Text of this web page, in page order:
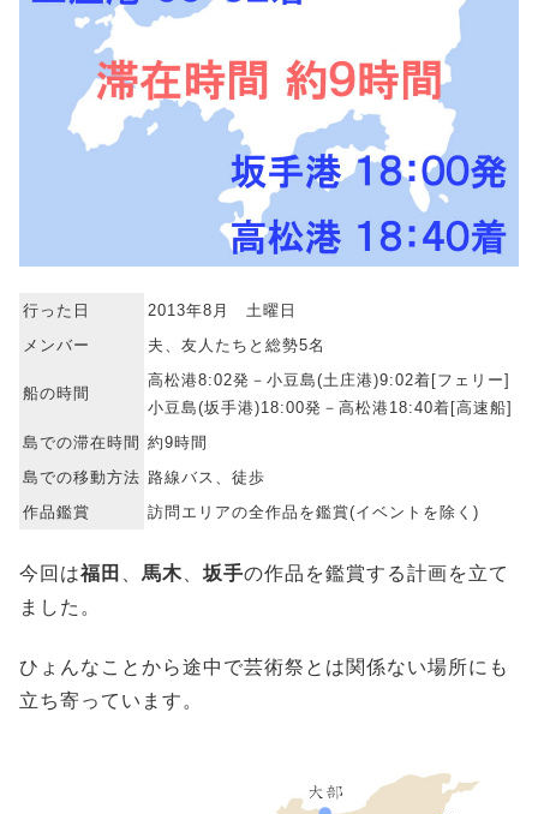
行った日
2013年8月 土曜日
メンバー
夫、友人たちと総勢5名
船の時間
高松港8:02発－小豆島(土庄港)9:02着[フェリー]
小豆島(坂手港)18:00発－高松港18:40着[高速船]
島での滞在時間 約9時間
島での移動方法 路線バス、徒歩
作品鑑賞
訪問エリアの全作品を鑑賞(イベントを除く)
今回は福田 馬木 坂手の作品を鑑賞する計画を立て
ました。
ひょんなことから途中で芸術祭とは関係ない場所にも
立ち寄っています。